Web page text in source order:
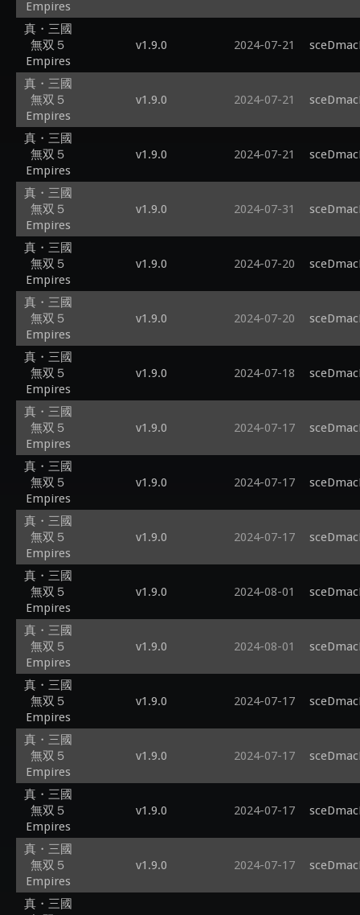
Empires
真・三國
無双５
Empires
v1.9.0 2024-07-21
真・三國
無双５
Empires
v1.9.0 2024-07-21
真・三國
無双５
Empires
v1.9.0 2024-07-21
真・三國
無双５
Empires
v1.9.0 2024-07-31
真・三國
無双５
Empires
v1.9.0 2024-07-20
真・三國
無双５
Empires
v1.9.0 2024-07-20
真・三國
無双５
Empires
v1.9.0 2024-07-18
真・三國
無双５
Empires
v1.9.0 2024-07-17
真・三國
無双５
Empires
v1.9.0 2024-07-17
真・三國
無双５
Empires
v1.9.0 2024-07-17
真・三國
無双５
Empires
v1.9.0 2024-08-01
真・三國
無双５
Empires
v1.9.0 2024-08-01
真・三國
無双５
Empires
v1.9.0 2024-07-17
真・三國
無双５
Empires
v1.9.0 2024-07-17
真・三國
無双５
Empires
v1.9.0 2024-07-17
真・三國
無双５
Empires
v1.9.0 2024-07-17
真・三國